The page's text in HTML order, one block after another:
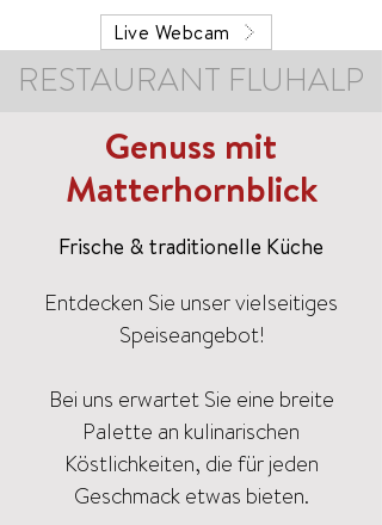
Live Webcam
RESTAURANT FLUHALP
Genuss mit
Matterhornblick
Frische & traditionelle Küche
Entdecken Sie unser vielseitiges
Speiseangebot!
Bei uns erwartet Sie eine breite
Palette an kulinarischen
Köstlichkeiten, die für jeden
Geschmack etwas bieten.